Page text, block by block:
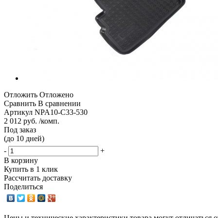
Отложить Отложено
Сравнить В сравнении
Артикул NPA10-C33-530
2 012 руб. /комп.
Под заказ
(до 10 дней)
-
+
В корзину
Купить в 1 клик
Рассчитать доставку
Поделиться